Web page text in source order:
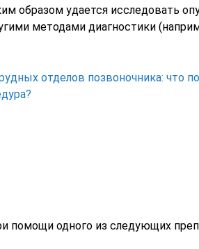
образом удается исследовать
методами диагностики
отделов позвоночника: что
помощи одного из следующих